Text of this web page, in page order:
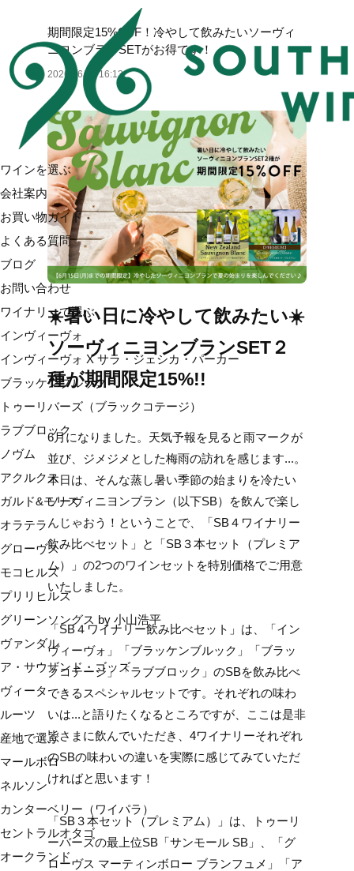
ワインを選ぶ
会社案内
お買い物ガイド
よくある質問
ブログ
お問い合わせ
ワイナリーで選ぶ
インヴィーヴォ
インヴィーヴォ X サラ・ジェシカ・パーカー
ブラッケンブルック
トゥーリバーズ（ブラックコテージ）
ラブブロック
ノヴム
アクルクス
ガルド&モリス
オラテラ
グローヴス
モコヒルズ
プリリヒルズ
グリーンソングス by 小山浩平
ヴァンダル
ア・サウザンド・ゴッズ
ヴィータ
ルーツ
産地で選ぶ
マールボロ
ネルソン
カンターベリー（ワイパラ）
セントラルオタゴ
オークランド
期間限定15%OFF！冷やして飲みたいソーヴィ
ニヨンブランSETがお得です！
2026/06/01 16:13
☀️暑い日に冷やして飲みたい☀️
ソーヴィニヨンブランSET２
種が期間限定15%!!
6月になりました。天気予報を見ると雨マークが
並び、ジメジメとした梅雨の訪れを感じます...。
本日は、そんな蒸し暑い季節の始まりを冷たい
ソーヴィニヨンブラン（以下SB）を飲んで楽し
んじゃおう！ということで、「SB４ワイナリー
飲み比べセット」と「SB３本セット（プレミア
ム）」の2つのワインセットを特別価格でご用意
いたしました。
「SB４ワイナリー飲み比べセット」は、「イン
ヴィーヴォ」「ブラッケンブルック」「ブラッ
クコテージ」「ラブブロック」のSBを飲み比べ
できるスペシャルセットです。それぞれの味わ
いは...と語りたくなるところですが、ここは是非
皆さまに飲んでいただき、4ワイナリーそれぞれ
のSBの味わいの違いを実際に感じてみていただ
ければと思います！
「SB３本セット（プレミアム）」は、トゥーリ
ーバーズの最上位SB「サンモール SB」、「グ
ローヴス マーティンボロー ブランフュメ」「ア